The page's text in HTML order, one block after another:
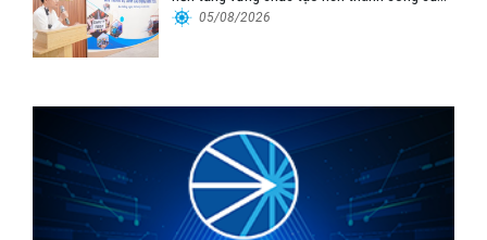
Cảng Đà Nẵng
05/08/2026